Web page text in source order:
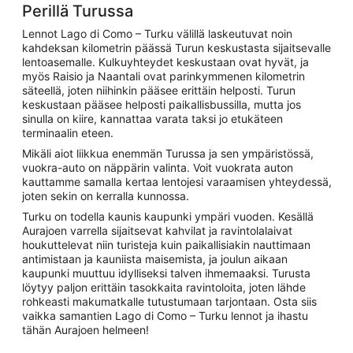
Perillä Turussa
Lennot Lago di Como – Turku välillä laskeutuvat noin
kahdeksan kilometrin päässä Turun keskustasta sijaitsevalle
lentoasemalle. Kulkuyhteydet keskustaan ovat hyvät, ja
myös Raisio ja Naantali ovat parinkymmenen kilometrin
säteellä, joten niihinkin pääsee erittäin helposti. Turun
keskustaan pääsee helposti paikallisbussilla, mutta jos
sinulla on kiire, kannattaa varata taksi jo etukäteen
terminaalin eteen.
Mikäli aiot liikkua enemmän Turussa ja sen ympäristössä,
vuokra-auto on näppärin valinta. Voit vuokrata auton
kauttamme samalla kertaa lentojesi varaamisen yhteydessä,
joten sekin on kerralla kunnossa.
Turku on todella kaunis kaupunki ympäri vuoden. Kesällä
Aurajoen varrella sijaitsevat kahvilat ja ravintolalaivat
houkuttelevat niin turisteja kuin paikallisiakin nauttimaan
antimistaan ja kauniista maisemista, ja joulun aikaan
kaupunki muuttuu idylliseksi talven ihmemaaksi. Turusta
löytyy paljon erittäin tasokkaita ravintoloita, joten lähde
rohkeasti makumatkalle tutustumaan tarjontaan. Osta siis
vaikka samantien Lago di Como – Turku lennot ja ihastu
tähän Aurajoen helmeen!